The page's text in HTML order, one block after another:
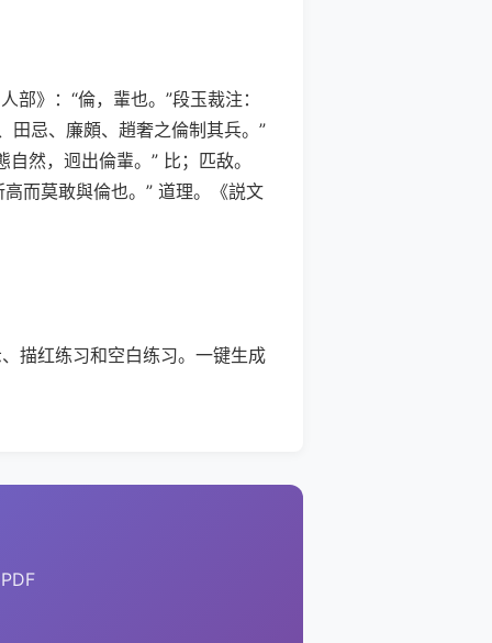
》：“倫，輩也。”段玉裁注：
田忌、廉頗、趙奢之倫制其兵。”
然，迥出倫輩。” 比；匹敌。
而莫敢與倫也。” 道理。《説文
描红练习和空白练习。一键生成